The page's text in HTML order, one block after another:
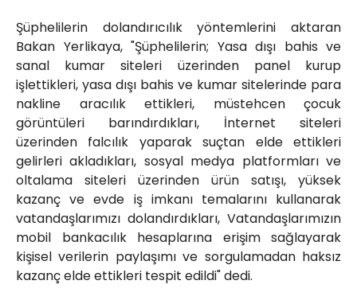
Şüphelilerin dolandırıcılık yöntemlerini aktaran
Bakan Yerlikaya, "Şüphelilerin; Yasa dışı bahis ve
sanal kumar siteleri üzerinden panel kurup
işlettikleri, yasa dışı bahis ve kumar sitelerinde para
nakline aracılık ettikleri, müstehcen çocuk
görüntüleri barındırdıkları, İnternet siteleri
üzerinden falcılık yaparak suçtan elde ettikleri
gelirleri akladıkları, sosyal medya platformları ve
oltalama siteleri üzerinden ürün satışı, yüksek
kazanç ve evde iş imkanı temalarını kullanarak
vatandaşlarımızı dolandırdıkları, Vatandaşlarımızın
mobil bankacılık hesaplarına erişim sağlayarak
kişisel verilerin paylaşımı ve sorgulamadan haksız
kazanç elde ettikleri tespit edildi" dedi.